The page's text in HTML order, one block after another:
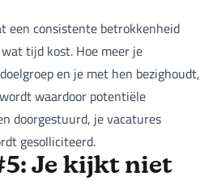
een consistente betrokkenheid
tijd kost. Hoe meer je
en je met hen bezighoudt,
waardoor potentiële
doorgestuurd, je vacatures
gesolliciteerd.
Je kijkt niet